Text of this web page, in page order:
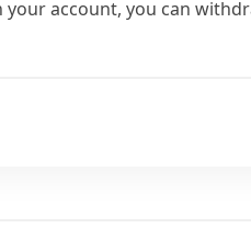
account, you can